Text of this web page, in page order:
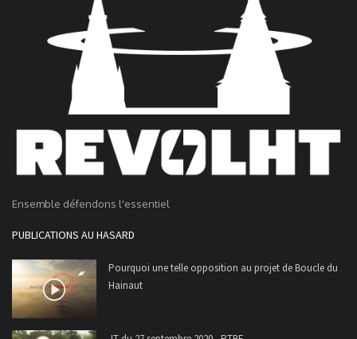
Ensemble défendons l'essentiel
PUBLICATIONS AU HASARD
Pourquoi une telle opposition au projet de Boucle du
Hainaut